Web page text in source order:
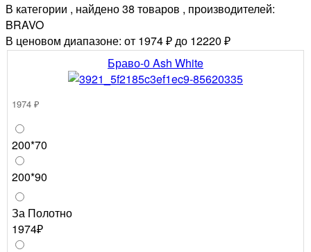
В категории , найдено 38 товаров , производителей:
BRAVO
В ценовом диапазоне: от 1974 ₽ до 12220 ₽
Браво-0 Ash White
1974 ₽
200*70
200*90
За Полотно
1974₽